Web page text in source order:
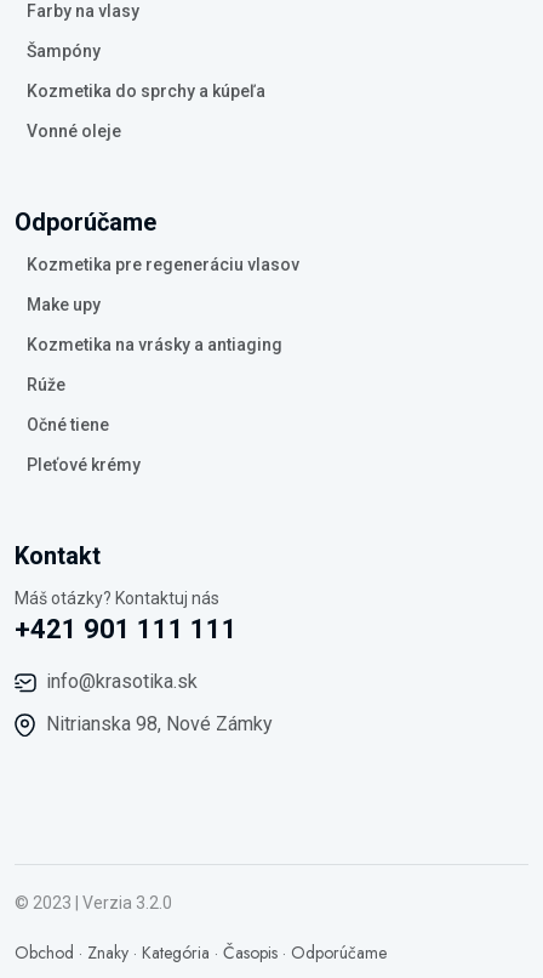
Farby na vlasy
Šampóny
Kozmetika do sprchy a kúpeľa
Vonné oleje
Odporúčame
Kozmetika pre regeneráciu vlasov
Make upy
Kozmetika na vrásky a antiaging
Rúže
Očné tiene
Pleťové krémy
Kontakt
Máš otázky? Kontaktuj nás
+421 901 111 111
info@krasotika.sk
Nitrianska 98, Nové Zámky
© 2023 | Verzia 3.2.0
Obchod · Znaky · Kategória · Časopis · Odporúčame